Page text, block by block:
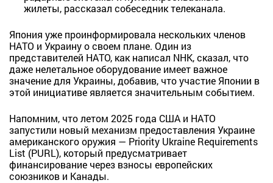
жилеты, рассказал собеседник телеканала.
Япония уже проинформировала нескольких членов
НАТО и Украину о своем плане. Один из
представителей НАТО, как написал NHK, сказал, что
даже нелетальное оборудование имеет важное
значение для Украины, добавив, что участие Японии в
этой инициативе является значительным событием.
Напомним, что летом 2025 года США и НАТО
запустили новый механизм предоставления Украине
американского оружия — Priority Ukraine Requirements
List (PURL), который предусматривает
финансирование через взносы европейских
союзников и Канады.